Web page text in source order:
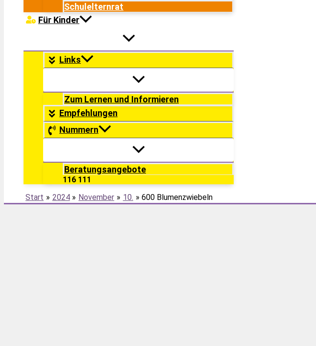
Schulelternrat
Für Kinder
Links
Zum Lernen und Informieren
Empfehlungen
Nummern
Beratungsangebote
116 111
Start
2024 November 10. 600 Blumenzwiebeln